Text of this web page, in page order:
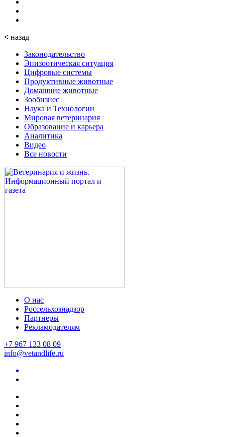
< назад
Законодательство
Эпизоотическая ситуация
Цифровые системы
Продуктивные животные
Домашние животные
Зообизнес
Наука и Технологии
Мировая ветеринария
Образование и карьера
Аналитика
Видео
Все новости
О нас
Россельхознадзор
Партнеры
Рекламодателям
+7 967 133 08 09
info@vetandlife.ru